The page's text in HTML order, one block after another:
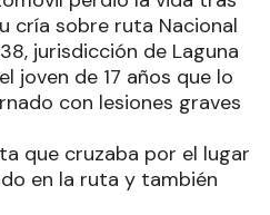
cría sobre ruta Nacional
jurisdicción de Laguna
joven de 17 años que lo
con lesiones graves
que cruzaba por el lugar
en la ruta y también